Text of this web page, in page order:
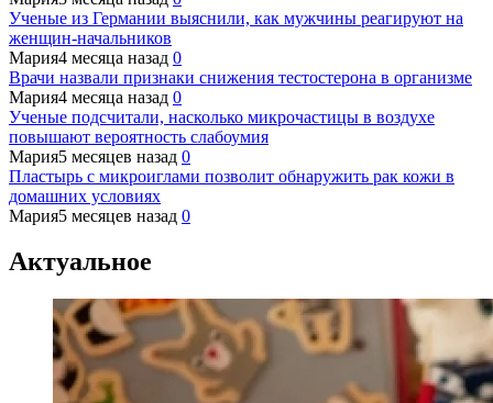
Ученые из Германии выяснили, как мужчины реагируют на
женщин-начальников
Мария4 месяца назад 0
Врачи назвали признаки снижения тестостерона в организме
Мария4 месяца назад 0
Ученые подсчитали, насколько микрочастицы в воздухе
повышают вероятность слабоумия
Мария5 месяцев назад 0
Пластырь с микроиглами позволит обнаружить рак кожи в
домашних условиях
Мария5 месяцев назад 0
Актуальное